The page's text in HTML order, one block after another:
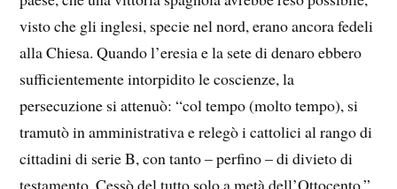
visto che gli inglesi, specie nel nord, erano ancora fedeli
alla Chiesa. Quando l’eresia e la sete di denaro ebbero
sufficientemente intorpidito le coscienze, la
persecuzione si attenuò: “col tempo (molto tempo), si
tramutò in amministrativa e relegò i cattolici al rango di
cittadini di serie B, con tanto – perfino – di divieto di